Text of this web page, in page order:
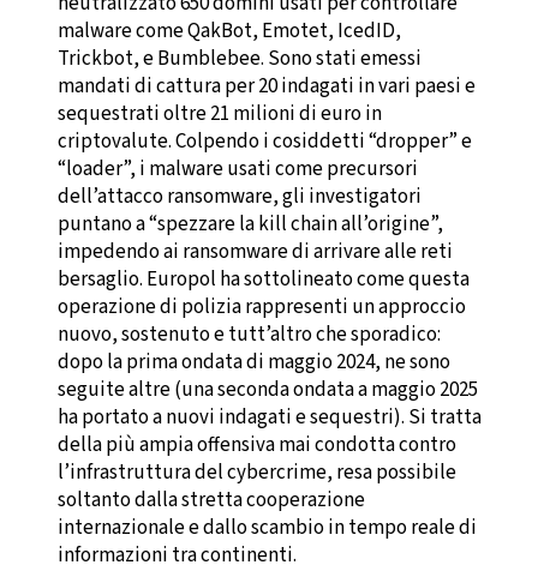
malware come QakBot, Emotet, IcedID,
Trickbot, e Bumblebee. Sono stati emessi
mandati di cattura per 20 indagati in vari paesi e
sequestrati oltre 21 milioni di euro in
criptovalute. Colpendo i cosiddetti “dropper” e
“loader”, i malware usati come precursori
dell’attacco ransomware, gli investigatori
puntano a “spezzare la kill chain all’origine”,
impedendo ai ransomware di arrivare alle reti
bersaglio. Europol ha sottolineato come questa
operazione di polizia rappresenti un approccio
nuovo, sostenuto e tutt’altro che sporadico:
dopo la prima ondata di maggio 2024, ne sono
seguite altre (una seconda ondata a maggio 2025
ha portato a nuovi indagati e sequestri). Si tratta
della più ampia offensiva mai condotta contro
l’infrastruttura del cybercrime, resa possibile
soltanto dalla stretta cooperazione
internazionale e dallo scambio in tempo reale di
informazioni tra continenti.